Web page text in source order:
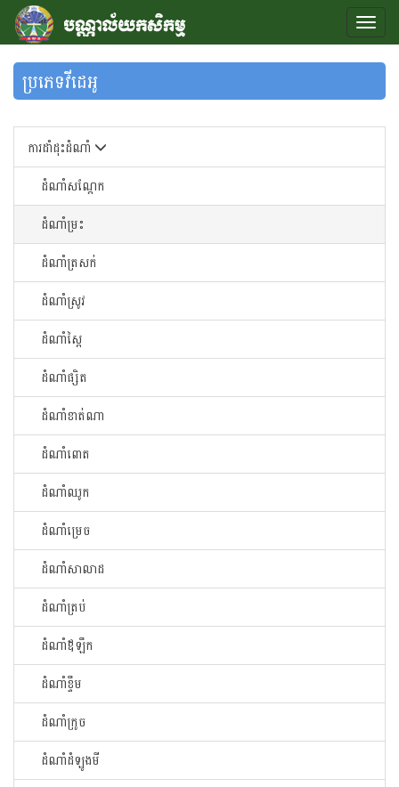
ប្រភេទវីដេអូ
ការដាំដុះដំណាំ
ដំណាំសណ្តែក
ដំណាំម្រះ
ដំណាំត្រសក់
ដំណាំស្រូវ
ដំណាំស្ពៃ
ដំណាំផ្សិត
ដំណាំខាត់ណា
ដំណាំពោត
ដំណាំឈូក
ដំណាំម្រេច
ដំណាំសាលាដ
ដំណាំត្រប់
ដំណាំឪឡឹក
ដំណាំខ្ទឹម
ដំណាំក្រូច
ដំណាំដំឡូងមី